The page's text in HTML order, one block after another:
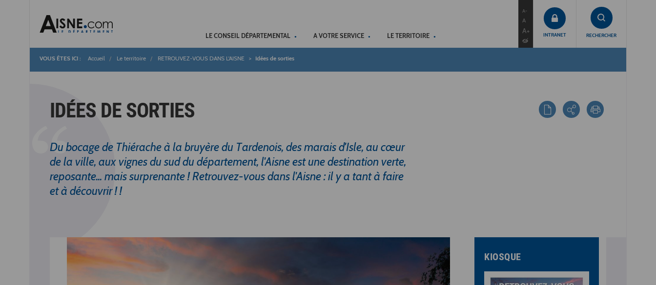
LE CONSEIL DÉPARTEMENTAL A VOTRE SERVICE LE TERRITOIRE
A-
A
A+ INTRANET RECHERCHER
Fil
Accueil Le territoire RETROUVEZ-VOUS DANS L'AISNE Idées de sorties
IDÉES DE SORTIES
Du bocage de Thiérache à la bruyère du Tardenois, des marais d'Isle, au cœur
de la ville, aux vignes du sud du département, l'Aisne est une destination verte,
reposante... mais surprenante ! Retrouvez-vous dans l'Aisne : il y a tant à faire
et à découvrir ! !
KIOSQUE